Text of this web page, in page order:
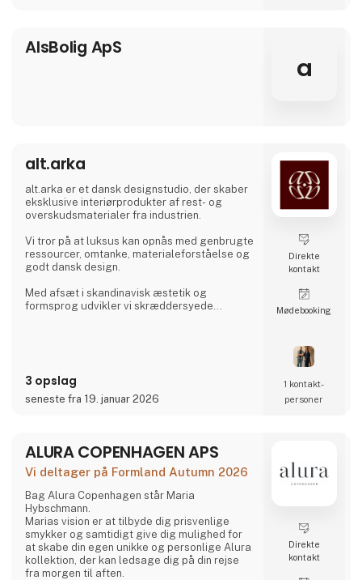
AlsBolig ApS
a
alt.arka
alt.arka er et dansk designstudio, der skaber
eksklusive interiørprodukter af rest- og
overskudsmaterialer fra industrien.
Vi tror på at luksus kan opnås med genbrugte
ressourcer, omtanke, materialeforståelse og
godt dansk design.
Med afsæt i skandinavisk æstetik og
formsprog udvikler vi skræddersyede
tilfører rummet en taktil, nærværende
identitet.
gennemtænkt d
3 opslag
seneste fra 19. januar 2026
Direkte
kontakt
Møde­booking
1 kontakt­
personer
ALURA COPENHAGEN APS
Vi deltager på Formland Autumn 2026
Bag Alura Copenhagen står Maria
Hybschmann.
Marias vision er at tilbyde dig prisvenlige
smykker og samtidigt give dig mulighed for
at skabe din egen unikke og personlige Alura
kollektion, der kan ledsage dig på din rejse
fra morgen til aften.
Direkte
kontakt